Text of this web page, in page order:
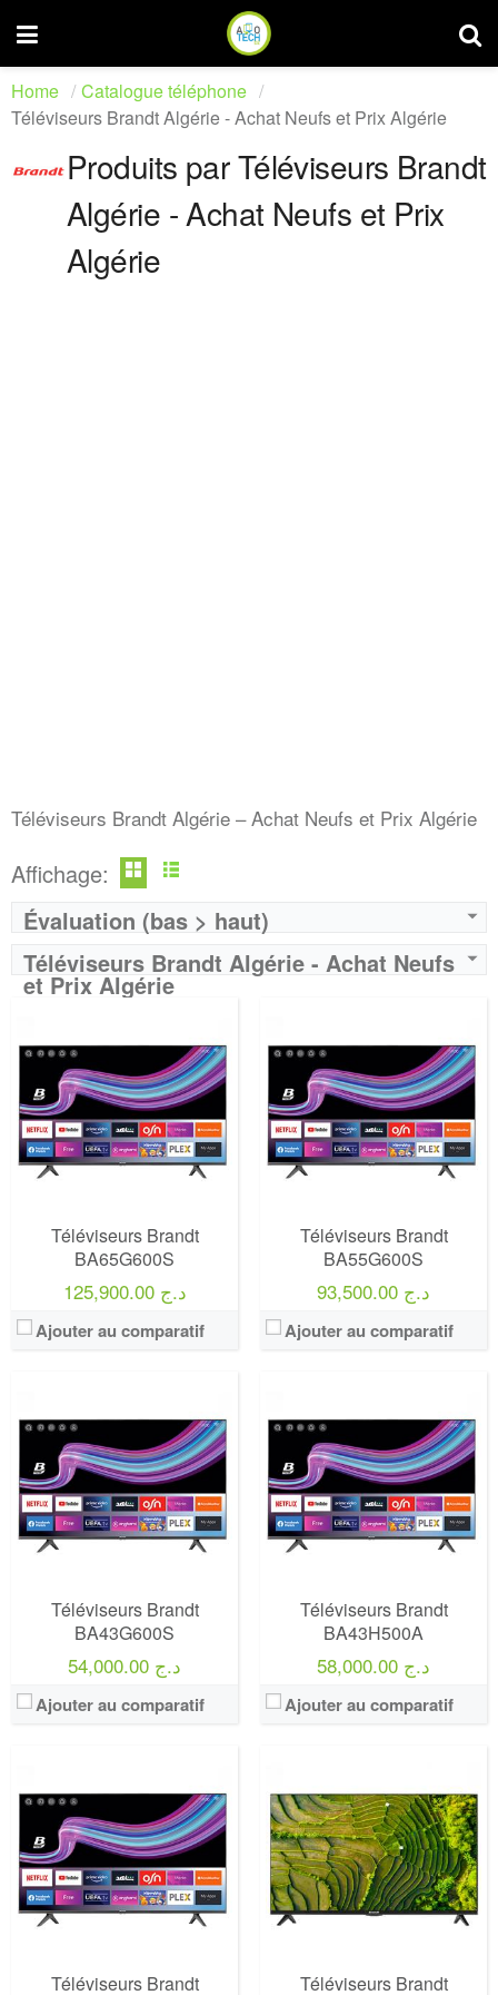
Home
Catalogue téléphone
Téléviseurs Brandt Algérie - Achat Neufs et Prix Algérie
Produits par Téléviseurs Brandt
Algérie - Achat Neufs et Prix
Algérie
Téléviseurs Brandt Algérie – Achat Neufs et Prix Algérie
Affichage:
Évaluation (bas > haut)
Téléviseurs Brandt Algérie - Achat Neufs
et Prix Algérie
Téléviseurs Brandt
BA65G600S
125,900.00 د.ج
Ajouter au comparatif
Téléviseurs Brandt
BA55G600S
93,500.00 د.ج
Ajouter au comparatif
Téléviseurs Brandt
BA43G600S
54,000.00 د.ج
Ajouter au comparatif
Marque:LG
75000
Définition:UHD TV
View Details →
Téléviseurs Brandt
BA43H500A
58,000.00 د.ج
Ajouter au comparatif
Marque:LG
75000
Définition:UHD TV
View Details →
Téléviseurs Brandt
Marque:LG
75000
Définition:UHD TV
View Details →
Téléviseurs Brandt
Marque:LG
75000
Définition:UHD TV
View Details →
Marque:LG
75000
Définition:UHD TV
View Details →
Marque:LG
Prix:75000
Définition:UHD TV
View Details →